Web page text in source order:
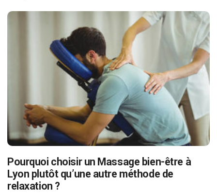
Pourquoi choisir un Massage bien-être à
Lyon plutôt qu’une autre méthode de
relaxation ?